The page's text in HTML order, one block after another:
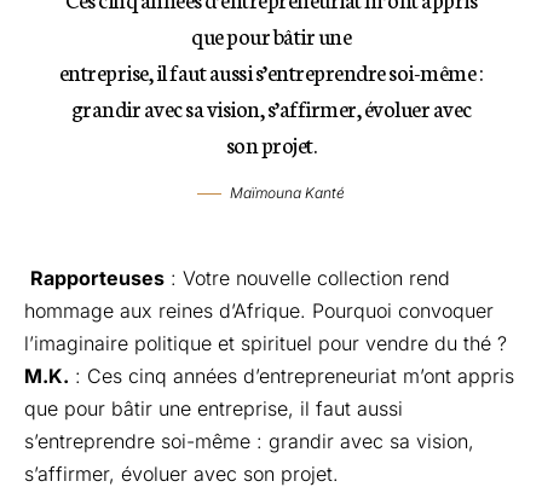
que pour bâtir une
entreprise, il faut aussi s’entreprendre soi-même :
grandir avec sa vision, s’affirmer, évoluer avec
son projet.
Maïmouna Kanté
Rapporteuses : Votre nouvelle collection rend
hommage aux reines d’Afrique. Pourquoi convoquer
l’imaginaire politique et spirituel pour vendre du thé ?
M.K. : Ces cinq années d’entrepreneuriat m’ont appris
que pour bâtir une entreprise, il faut aussi
s’entreprendre soi-même : grandir avec sa vision,
s’affirmer, évoluer avec son projet.